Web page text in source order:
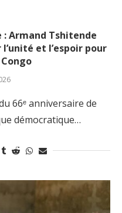
: Armand Tshitende
et l’espoir pour
66ᵉ anniversaire de
démocratique…